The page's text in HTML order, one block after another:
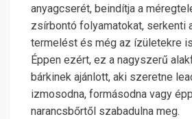
anyagcserét, beindítja a
zsírbontó folyamatokat, serkenti
termelést és még az ízületekre
Éppen ezért, ez a nagyszerű
bárkinek ajánlott, aki szeretne
izmosodna, formásodna vagy
narancsbőrtől szabadulna meg.